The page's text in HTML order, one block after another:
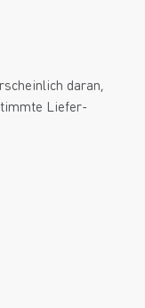
daran,
Liefer-